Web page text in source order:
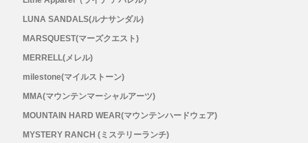
LUNA SANDALS(ルナサンダル)
MARSQUEST(マーズクエスト)
MERRELL(メレル)
milestone(マイルストーン)
MMA(マウンテンマーシャルアーツ)
MOUNTAIN HARD WEAR(マウンテンハードウェア)
MYSTERY RANCH (ミステリーランチ)